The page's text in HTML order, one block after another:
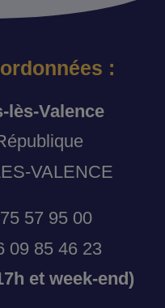
:
lès-Valence
VALENCE
57 95 00
09 85 46 23
et week-end)